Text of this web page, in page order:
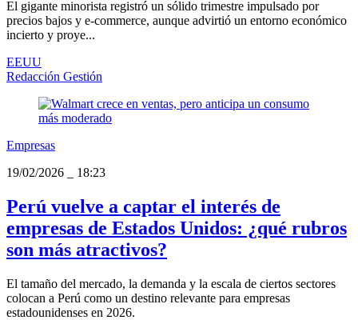
El gigante minorista registró un sólido trimestre impulsado por
precios bajos y e-commerce, aunque advirtió un entorno económico
incierto y proye...
EEUU
Redacción Gestión
Empresas
19/02/2026
18:23
Perú vuelve a captar el interés de
empresas de Estados Unidos: ¿qué rubros
son más atractivos?
El tamaño del mercado, la demanda y la escala de ciertos sectores
colocan a Perú como un destino relevante para empresas
estadounidenses en 2026.